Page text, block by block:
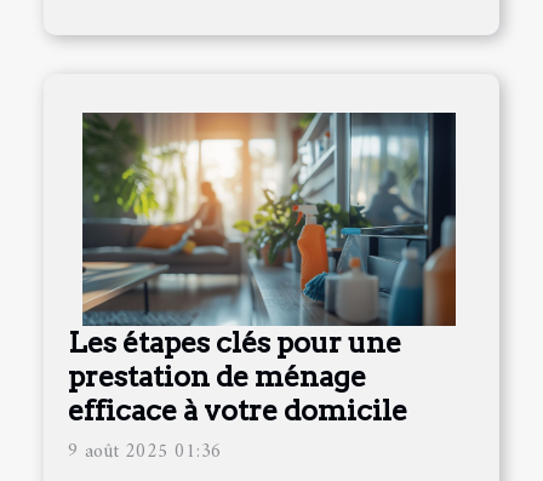
Les étapes clés pour une
prestation de ménage
efficace à votre domicile
9 août 2025 01:36